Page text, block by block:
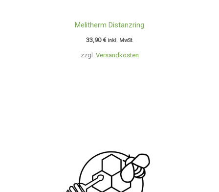
zzgl. Versandkosten
Melitherm Distanzring
33,90€ inkl. MwSt.